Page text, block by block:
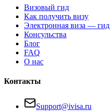
Визовый гид
Как получить визу
Электронная виза — гид
Консульства
Блог
FAQ
О нас
Контакты
Support@ivisa.ru